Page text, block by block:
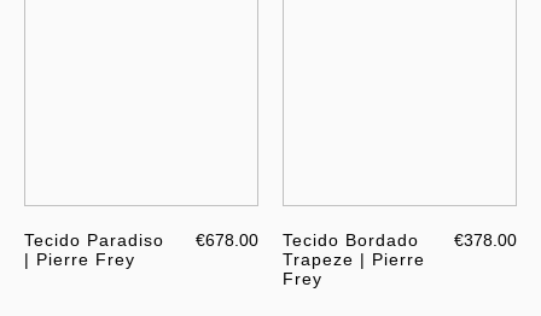
Tecido Paradiso
| Pierre Frey
€678.00
Tecido Bordado
Trapeze | Pierre
Frey
€378.00